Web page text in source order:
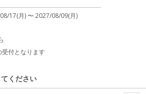
17(月) 〜2027/08/09(月)
付となります
ください